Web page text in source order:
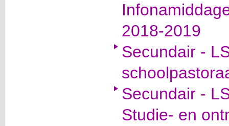
2018-2019
Secundair -
Secundair -
Studie- en